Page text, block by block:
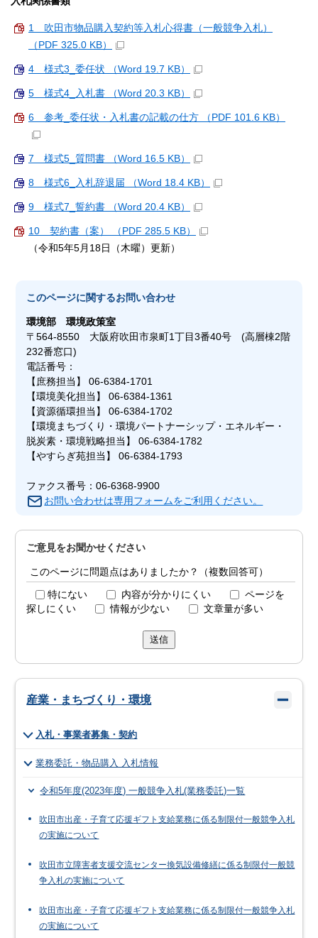
1 吹田市物品購入契約等入札心得書（一般競争入札）
（PDF 325.0 KB）
4 様式3_委任状 （Word 19.7 KB）
5 様式4_入札書 （Word 20.3 KB）
6 参考_委任状・入札書の記載の仕方 （PDF 101.6 KB）
7 様式5_質問書 （Word 16.5 KB）
8 様式6_入札辞退届 （Word 18.4 KB）
9 様式7_誓約書 （Word 20.4 KB）
10 契約書（案） （PDF 285.5 KB）
（令和5年5月18日（木曜）更新）
このページに関するお問い合わせ
環境部環境政策室
〒564-8550 大阪府吹田市泉町1丁目3番40号 (高層棟2階
232番窓口)
電話番号：
【庶務担当】 06-6384-1701
【環境美化担当】 06-6384-1361
【資源循環担当】 06-6384-1702
【環境まちづくり・環境パートナーシップ・エネルギー・
脱炭素・環境戦略担当】 06-6384-1782
【やすらぎ苑担当】 06-6384-1793
ファクス番号：06-6368-9900
お問い合わせは専用フォームをご利用ください。
ご意見をお聞かせください
このページに問題点はありましたか？（複数回答可）
特にない 内容が分かりにくい
ページを
探しにくい
情報が少ない 文章量が多い
送信
産業・まちづくり・環境
入札・事業者募集・契約
業務委託・物品購入 入札情報
令和5年度(2023年度) 一般競争入札(業務委託)一覧
吹田市出産・子育て応援ギフト支給業務に係る制限付一般競争入札
の実施について
吹田市立障害者支援交流センター換気設備修繕に係る制限付一般競
争入札の実施について
吹田市出産・子育て応援ギフト支給業務に係る制限付一般競争入札
の実施について